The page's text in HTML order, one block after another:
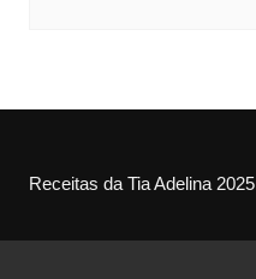
Receitas da Tia Adelina 2025